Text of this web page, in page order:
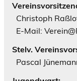
Christoph
E-Mail:
Stelv.
Pascal